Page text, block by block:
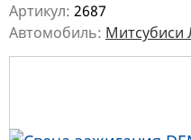
Артикул: 2687
Автомобиль: Митсубиси